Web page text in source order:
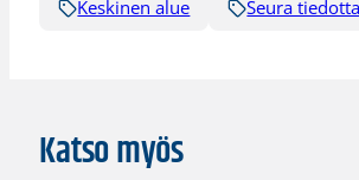
Keskinen alue Seura
Katso myös